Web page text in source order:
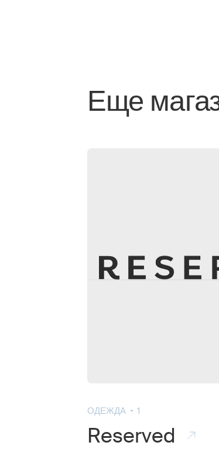
Еще
ОДЕЖДА 1
Reserved